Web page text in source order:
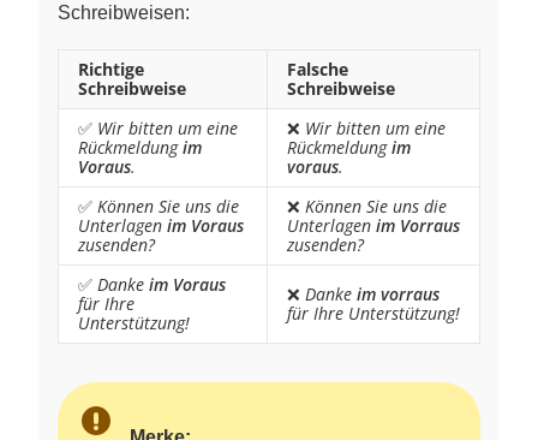
Schreibweisen:
Richtige
Schreibweise
Falsche
Schreibweise
✅ Wir bitten um eine
Rückmeldungim
Voraus.
❌ Wir bitten um eine
Rückmeldungim
voraus.
✅ Können Sie uns die
Unterlagen im Voraus
zusenden?
❌ Können Sie uns die
Unterlagen im Vorraus
zusenden?
✅ Danke im Voraus
für Ihre
Unterstützung!
❌ Danke im vorraus
für Ihre Unterstützung!